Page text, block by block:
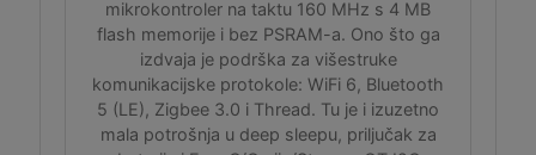
mikrokontroler na taktu 160 MHz s 4 MB
flash memorije i bez PSRAM-a. Ono što ga
izdvaja je podrška za višestruke
komunikacijske protokole: WiFi 6, Bluetooth
5 (LE), Zigbee 3.0 i Thread. Tu je i izuzetno
mala potrošnja u deep sleepu, priljučak za